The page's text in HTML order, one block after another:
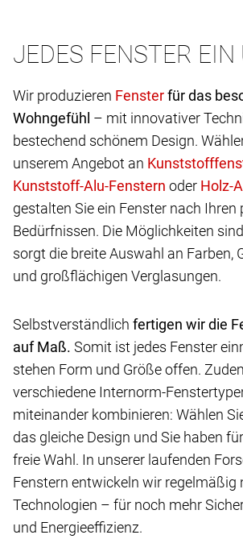
JEDES FENSTER EIN
Wir produzieren
für das
Wohngefühl – mit innovativer
bestechend schönem Design.
unserem Angebot an
oder
gestalten Sie ein Fenster nach Ihren
Bedürfnissen. Die Möglichkeiten
sorgt die breite Auswahl an Farben,
und großflächigen Verglasungen.
Selbstverständlich fertigen wir die
auf Maß. Somit ist jedes Fenster
stehen Form und Größe offen.
verschiedene Internorm-
miteinander kombinieren: Wählen
das gleiche Design und Sie haben
freie Wahl. In unserer laufenden
Fenstern entwickeln wir regelmäßig
Technologien – für noch mehr
und Energieeffizienz.